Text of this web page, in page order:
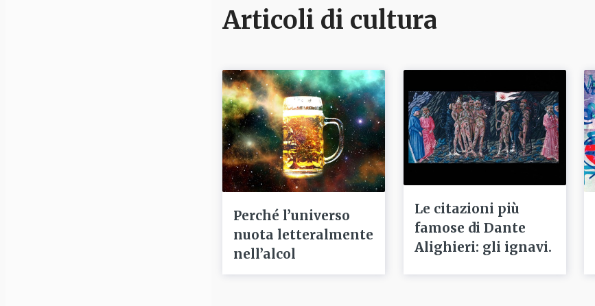
Articoli di cultura
Perché l’universo
nuota letteralmente
nell’alcol
Le citazioni più
famose di Dante
Alighieri: gli ignavi.